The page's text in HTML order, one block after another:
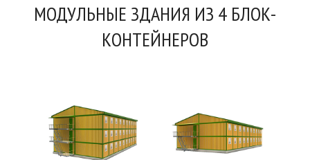
МОДУЛЬНЫЕ ЗДАНИЯ ИЗ 4 БЛОК-
КОНТЕЙНЕРОВ